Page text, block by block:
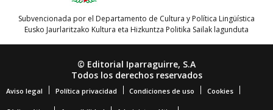
Subvencionada por el Departamento de Cultura y Política Lingüística
Eusko Jaurlaritzako Kultura eta Hizkuntza Politika Sailak lagunduta
© Editorial Iparraguirre, S.A
Todos los derechos reservados
Aviso legal Política privacidad Condiciones de uso Cookies